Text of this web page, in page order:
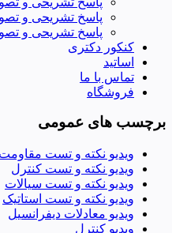
پاسخ تشریحی و
پاسخ تشریحی و
کنکور دکتری
اساتید
تماس با ما
فروشگاه
برچسب های عمومی
ویدیو نکته و تست
ویدیو نکته و تست کنترل
ویدیو نکته و تست سیالات
ویدیو نکته و تست استاتیک
ویدیو معادلات دیفرانسیل
ویدیو کنترل